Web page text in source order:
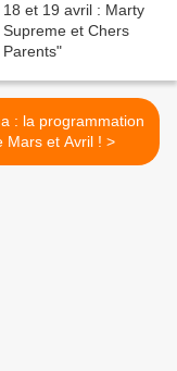
: la programmation
de Mars et Avril ! >